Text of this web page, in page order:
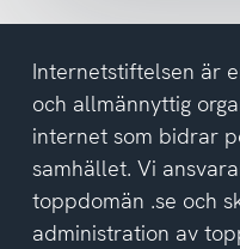
del
av
integritetspolicyn
Internetstiftelsen är
och allmännyttig
internet som bidrar
samhället. Vi
toppdomän .se och
administration av